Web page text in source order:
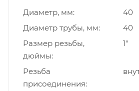
Диаметр, мм
40
Диаметр трубы, мм
40
Размер резьбы,
дюймы
1"
Резьба
присоединения